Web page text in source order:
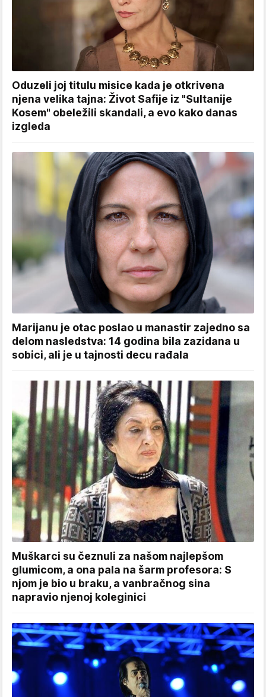
Oduzeli joj titulu misice kada je otkrivena
njena velika tajna: Život Safije iz "Sultanije
Kosem" obeležili skandali, a evo kako danas
izgleda
Marijanu je otac poslao u manastir zajedno sa
delom nasledstva: 14 godina bila zazidana u
sobici, ali je u tajnosti decu rađala
Muškarci su čeznuli za našom najlepšom
glumicom, a ona pala na šarm profesora: S
njom je bio u braku, a vanbračnog sina
napravio njenoj koleginici